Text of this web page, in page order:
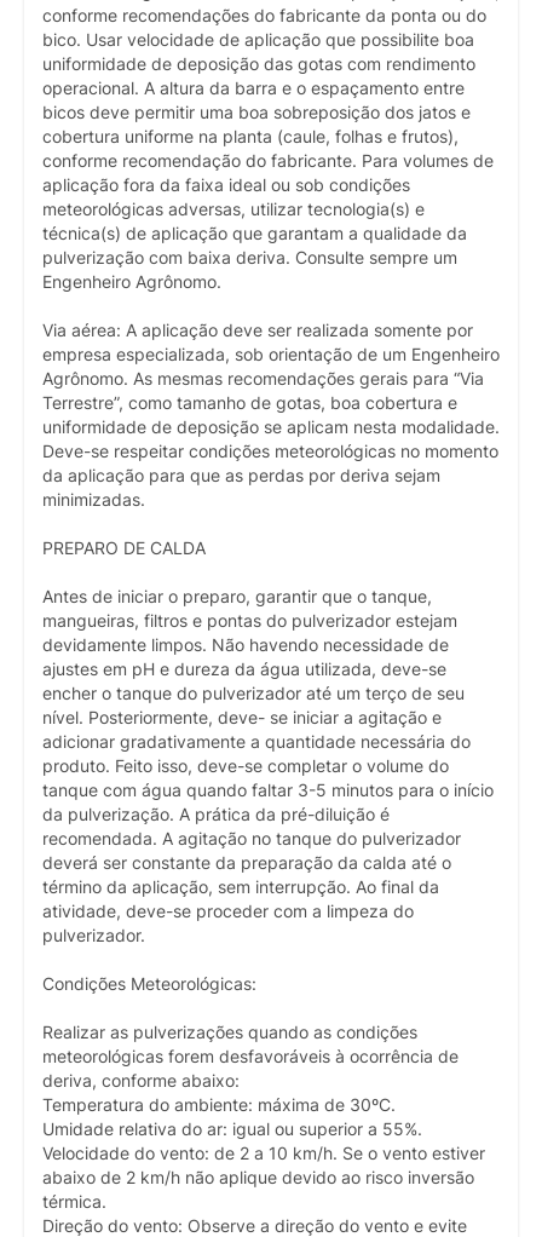
conforme recomendações do fabricante da ponta ou do
bico. Usar velocidade de aplicação que possibilite boa
uniformidade de deposição das gotas com rendimento
operacional. A altura da barra e o espaçamento entre
bicos deve permitir uma boa sobreposição dos jatos e
cobertura uniforme na planta (caule, folhas e frutos),
conforme recomendação do fabricante. Para volumes de
aplicação fora da faixa ideal ou sob condições
meteorológicas adversas, utilizar tecnologia(s) e
técnica(s) de aplicação que garantam a qualidade da
pulverização com baixa deriva. Consulte sempre um
Engenheiro Agrônomo.
Via aérea: A aplicação deve ser realizada somente por
empresa especializada, sob orientação de um Engenheiro
Agrônomo. As mesmas recomendações gerais para “Via
Terrestre”, como tamanho de gotas, boa cobertura e
uniformidade de deposição se aplicam nesta modalidade.
Deve-se respeitar condições meteorológicas no momento
da aplicação para que as perdas por deriva sejam
minimizadas.
PREPARO DE CALDA
Antes de iniciar o preparo, garantir que o tanque,
mangueiras, filtros e pontas do pulverizador estejam
devidamente limpos. Não havendo necessidade de
ajustes em pH e dureza da água utilizada, deve-se
encher o tanque do pulverizador até um terço de seu
nível. Posteriormente, deve- se iniciar a agitação e
adicionar gradativamente a quantidade necessária do
produto. Feito isso, deve-se completar o volume do
tanque com água quando faltar 3-5 minutos para o início
da pulverização. A prática da pré-diluição é
recomendada. A agitação no tanque do pulverizador
deverá ser constante da preparação da calda até o
término da aplicação, sem interrupção. Ao final da
atividade, deve-se proceder com a limpeza do
pulverizador.
Condições Meteorológicas:
Realizar as pulverizações quando as condições
meteorológicas forem desfavoráveis à ocorrência de
deriva, conforme abaixo:
Temperatura do ambiente: máxima de 30ºC.
Umidade relativa do ar: igual ou superior a 55%.
Velocidade do vento: de 2 a 10 km/h. Se o vento estiver
abaixo de 2 km/h não aplique devido ao risco inversão
térmica.
Direção do vento: Observe a direção do vento e evite